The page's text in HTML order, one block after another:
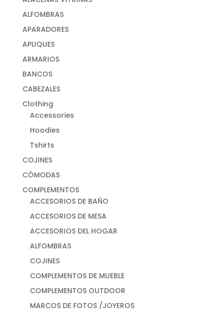
ALFOMBRAS
APARADORES
APLIQUES
ARMARIOS
BANCOS
CABEZALES
Clothing
Accessories
Hoodies
Tshirts
COJINES
CÓMODAS
COMPLEMENTOS
ACCESORIOS DE BAÑO
ACCESORIOS DE MESA
ACCESORIOS DEL HOGAR
ALFOMBRAS
COJINES
COMPLEMENTOS DE MUEBLE
COMPLEMENTOS OUTDOOR
MARCOS DE FOTOS /JOYEROS